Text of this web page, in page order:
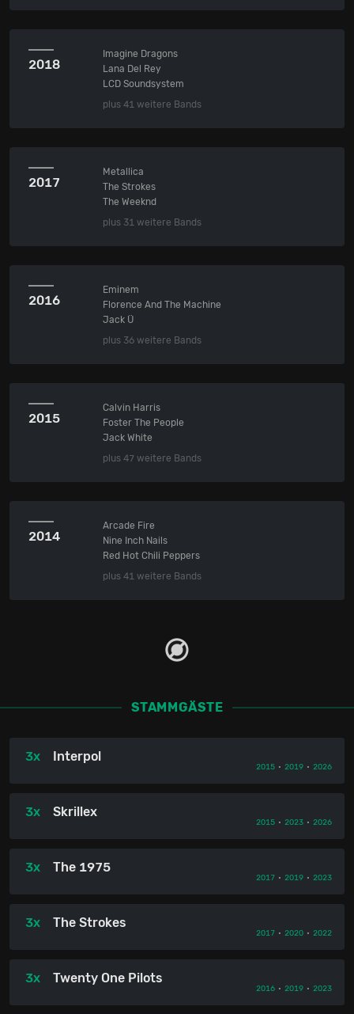
2018
Imagine Dragons
Lana Del Rey
LCD Soundsystem
plus 41 weitere Bands
2017
Metallica
The Strokes
The Weeknd
plus 31 weitere Bands
2016
Eminem
Florence And The Machine
Jack Ü
plus 36 weitere Bands
2015
Calvin Harris
Foster The People
Jack White
plus 47 weitere Bands
2014
Arcade Fire
Nine Inch Nails
Red Hot Chili Peppers
plus 41 weitere Bands
STAMMGÄSTE
3x Interpol
2015 • 2019 • 2026
3x Skrillex
2015 • 2023 • 2026
3x The 1975
2017 • 2019 • 2023
3x The Strokes
2017 • 2020 • 2022
3x Twenty One Pilots
2016 • 2019 • 2023